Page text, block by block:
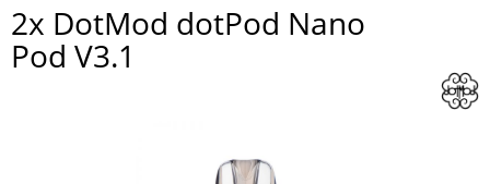
2x DotMod dotPod Nano
Pod V3.1